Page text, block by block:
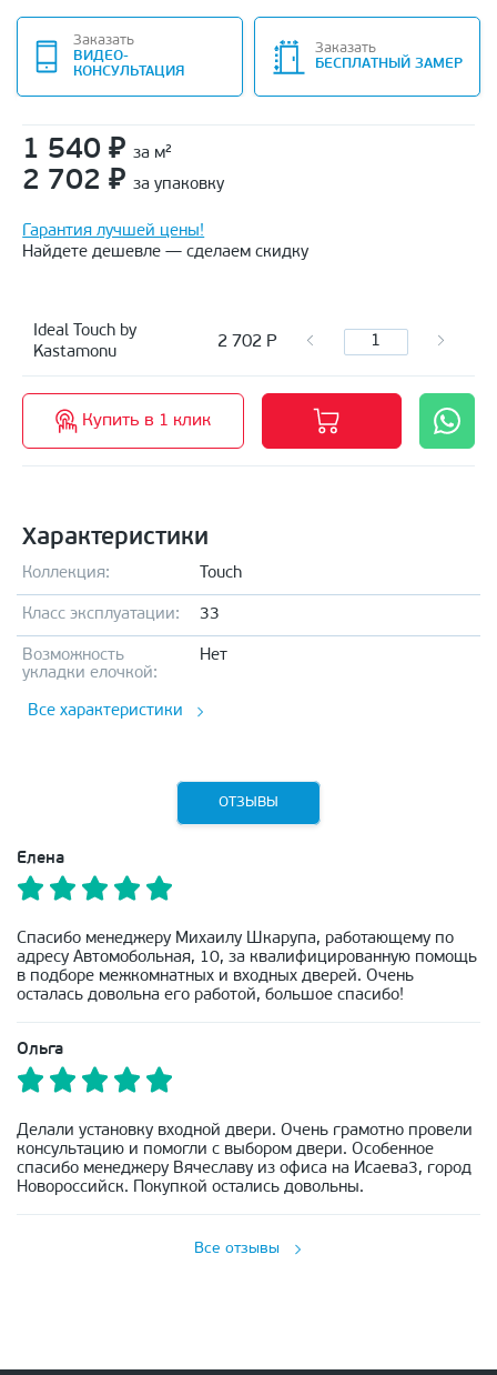
Заказать
ВИДЕО-
КОНСУЛЬТАЦИЯ
Заказать
БЕСПЛАТНЫЙ ЗАМЕР
1 540 ₽ за м²
2 702 ₽ за упаковку
Гарантия лучшей цены!
Найдете дешевле — сделаем скидку
Ideal Touch by
Kastamonu
2 702 Р
Купить в 1 клик
Характеристики
Коллекция: Touch
Класс эксплуатации: 33
Возможность
укладки елочкой:
Нет
Все характеристики
ОТЗЫВЫ
Елена
Спасибо менеджеру Михаилу Шкарупа, работающему по
адресу Автомобольная, 10, за квалифицированную помощь
в подборе межкомнатных и входных дверей. Очень
осталась довольна его работой, большое спасибо!
Ольга
Делали установку входной двери. Очень грамотно провели
консультацию и помогли с выбором двери. Особенное
спасибо менеджеру Вячеславу из офиса на Исаева3, город
Новороссийск. Покупкой остались довольны.
Все отзывы